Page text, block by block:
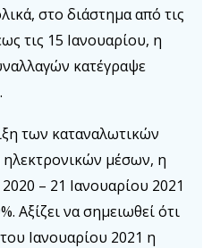
στο διάστημα από τις
τις 15 Ιανουαρίου, η
κατέγραψε
των καταναλωτικών
μέσων, η
– 21 Ιανουαρίου 2021
Αξίζει να σημειωθεί ότι
Ιανουαρίου 2021 η